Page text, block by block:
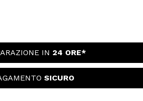
IN 24 ORE*
SICURO